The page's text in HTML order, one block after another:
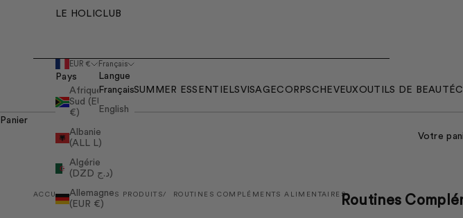
SUMMER ESSENTIELSVISAGECORPSCHEVEUXOUTILS DE BEAUTÉ
LE HOLICLUB
EUR €
Pays
Afrique du
Sud (EUR
€)
Albanie
(ALL L)
Algérie
(DZD د.ج)
Allemagne
(EUR €)
Français
Langue
Français
English
Panier
Votre
ACCUEIL TOUS LES PRODUITS ROUTINES COMPLÉMENTS ALIMENTAIRESRoutines